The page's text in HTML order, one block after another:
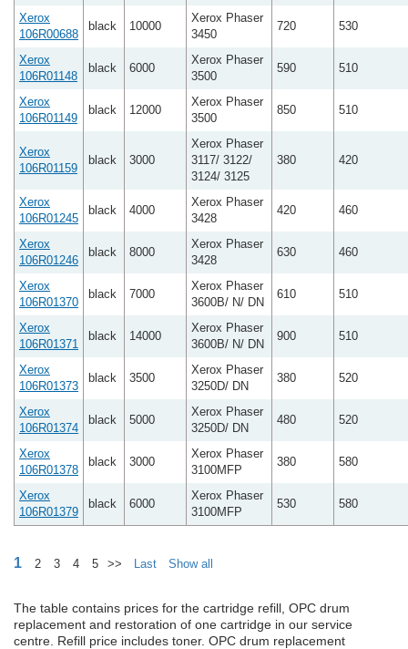
Xerox
106R00688
black 10000
Xerox Phaser
3450
720 530
Xerox
106R01148
black 6000
Xerox Phaser
3500
590 510
Xerox
106R01149
black 12000
Xerox Phaser
3500
850 510
Xerox
106R01159
black 3000
Xerox Phaser
3117/ 3122/
3124/ 3125
380 420
Xerox
106R01245
black 4000
Xerox Phaser
3428
420 460
Xerox
106R01246
black 8000
Xerox Phaser
3428
630 460
Xerox
106R01370
black 7000
Xerox Phaser
3600B/ N/ DN
610 510
Xerox
106R01371
black 14000
Xerox Phaser
3600B/ N/ DN
900 510
Xerox
106R01373
black 3500
Xerox Phaser
3250D/ DN
380 520
Xerox
106R01374
black 5000
Xerox Phaser
3250D/ DN
480 520
Xerox
106R01378
black 3000
Xerox Phaser
3100MFP
380 580
Xerox
106R01379
black 6000
Xerox Phaser
3100MFP
530 580
1 2 3 4 5 >> Last Show all
The table contains prices for the cartridge refill, OPC drum
replacement and restoration of one cartridge in our service
centre. Refill price includes toner. OPC drum replacement